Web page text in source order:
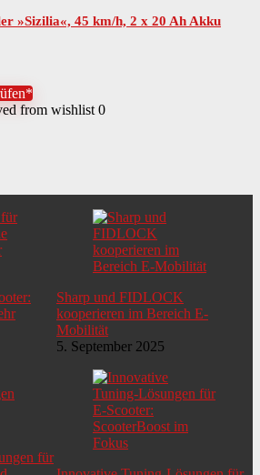
»Sizilia«, 45 km/h, 2 x 20 Ah Akku
from wishlist 0
Sharp und FIDLOCK
kooperieren im Bereich E-
Mobilität
5. September 2025
für